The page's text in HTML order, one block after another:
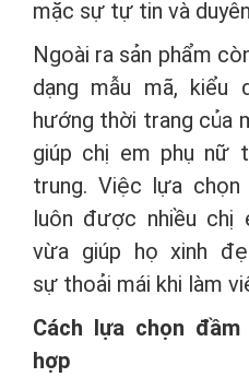
mặc sự tự tin và
Ngoài ra sản phẩm
dạng mẫu mã, kiểu
hướng thời trang của
giúp chị em phụ nữ
trung. Việc lựa
luôn được nhiều
vừa giúp họ xinh
sự thoải mái khi làm
Cách lựa chọn
hợp